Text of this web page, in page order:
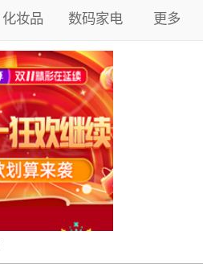
化妆品 数码家电 更多